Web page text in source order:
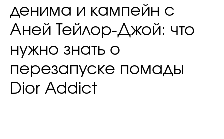
денима и кампейн с
Аней Тейлор-Джой: что
нужно знать о
перезапуске помады
Dior Addict